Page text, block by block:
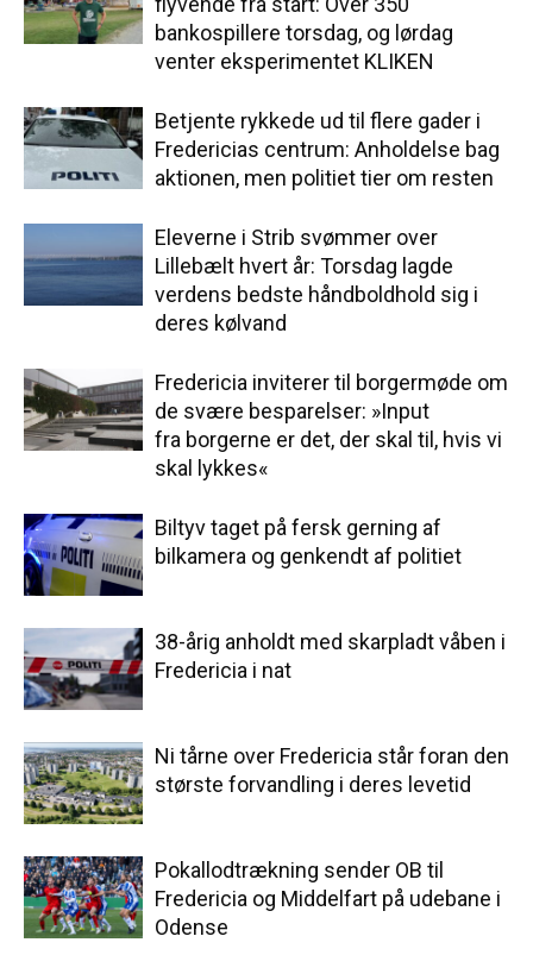
bankospillere torsdag, og lørdag
venter eksperimentet KLIKEN
Betjente rykkede ud til flere gader i
Fredericias centrum: Anholdelse bag
aktionen, men politiet tier om resten
Eleverne i Strib svømmer over
Lillebælt hvert år: Torsdag lagde
verdens bedste håndboldhold sig i
deres kølvand
Fredericia inviterer til borgermøde om
de svære besparelser: »Input
fra borgerne er det, der skal til, hvis vi
skal lykkes«
Biltyv taget på fersk gerning af
bilkamera og genkendt af politiet
38-årig anholdt med skarpladt våben i
Fredericia i nat
Ni tårne over Fredericia står foran den
største forvandling i deres levetid
Pokallodtrækning sender OB til
Fredericia og Middelfart på udebane i
Odense